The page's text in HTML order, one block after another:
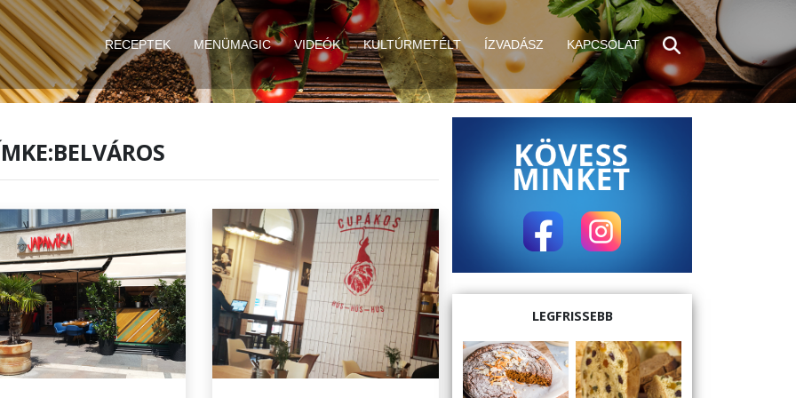
RECEPTEK MENÜMAGIC VIDEÓK KULTÚRMETÉLT ÍZVADÁSZ KAPCSOLAT
LEGFRISSEBB